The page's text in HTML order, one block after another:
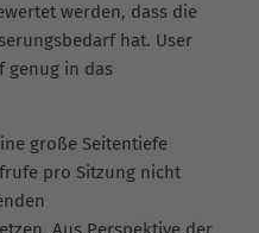
werden, dass die
hat. User
genug in das
große Seitentiefe
pro Sitzung nicht